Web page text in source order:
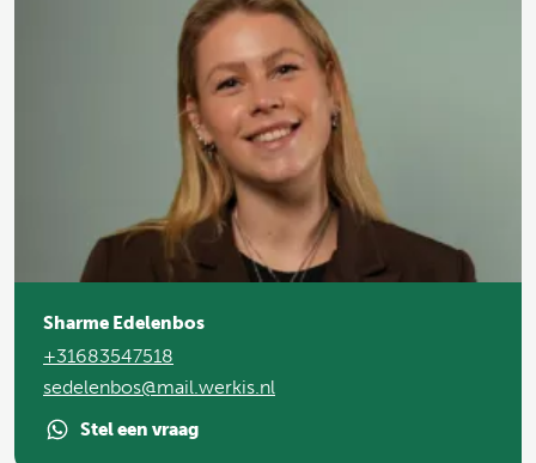
Sharme Edelenbos
+31683547518
sedelenbos@mail.werkis.nl
Stel een vraag